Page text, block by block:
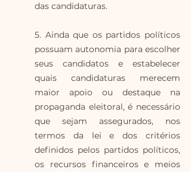
das candidaturas.
5. Ainda que os partidos políticos
possuam autonomia para escolher
seus candidatos e estabelecer
quais candidaturas merecem
maior apoio ou destaque na
propaganda eleitoral, é necessário
que sejam assegurados, nos
termos da lei e dos critérios
definidos pelos partidos políticos,
os recursos financeiros e meios